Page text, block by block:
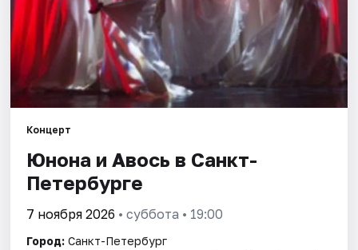
Города
Площадки
Артисты
Концерт
Юнона и Авось в Санкт-
Петербурге
7 ноября 2026 • суббота • 19:00
Город: Санкт-Петербург